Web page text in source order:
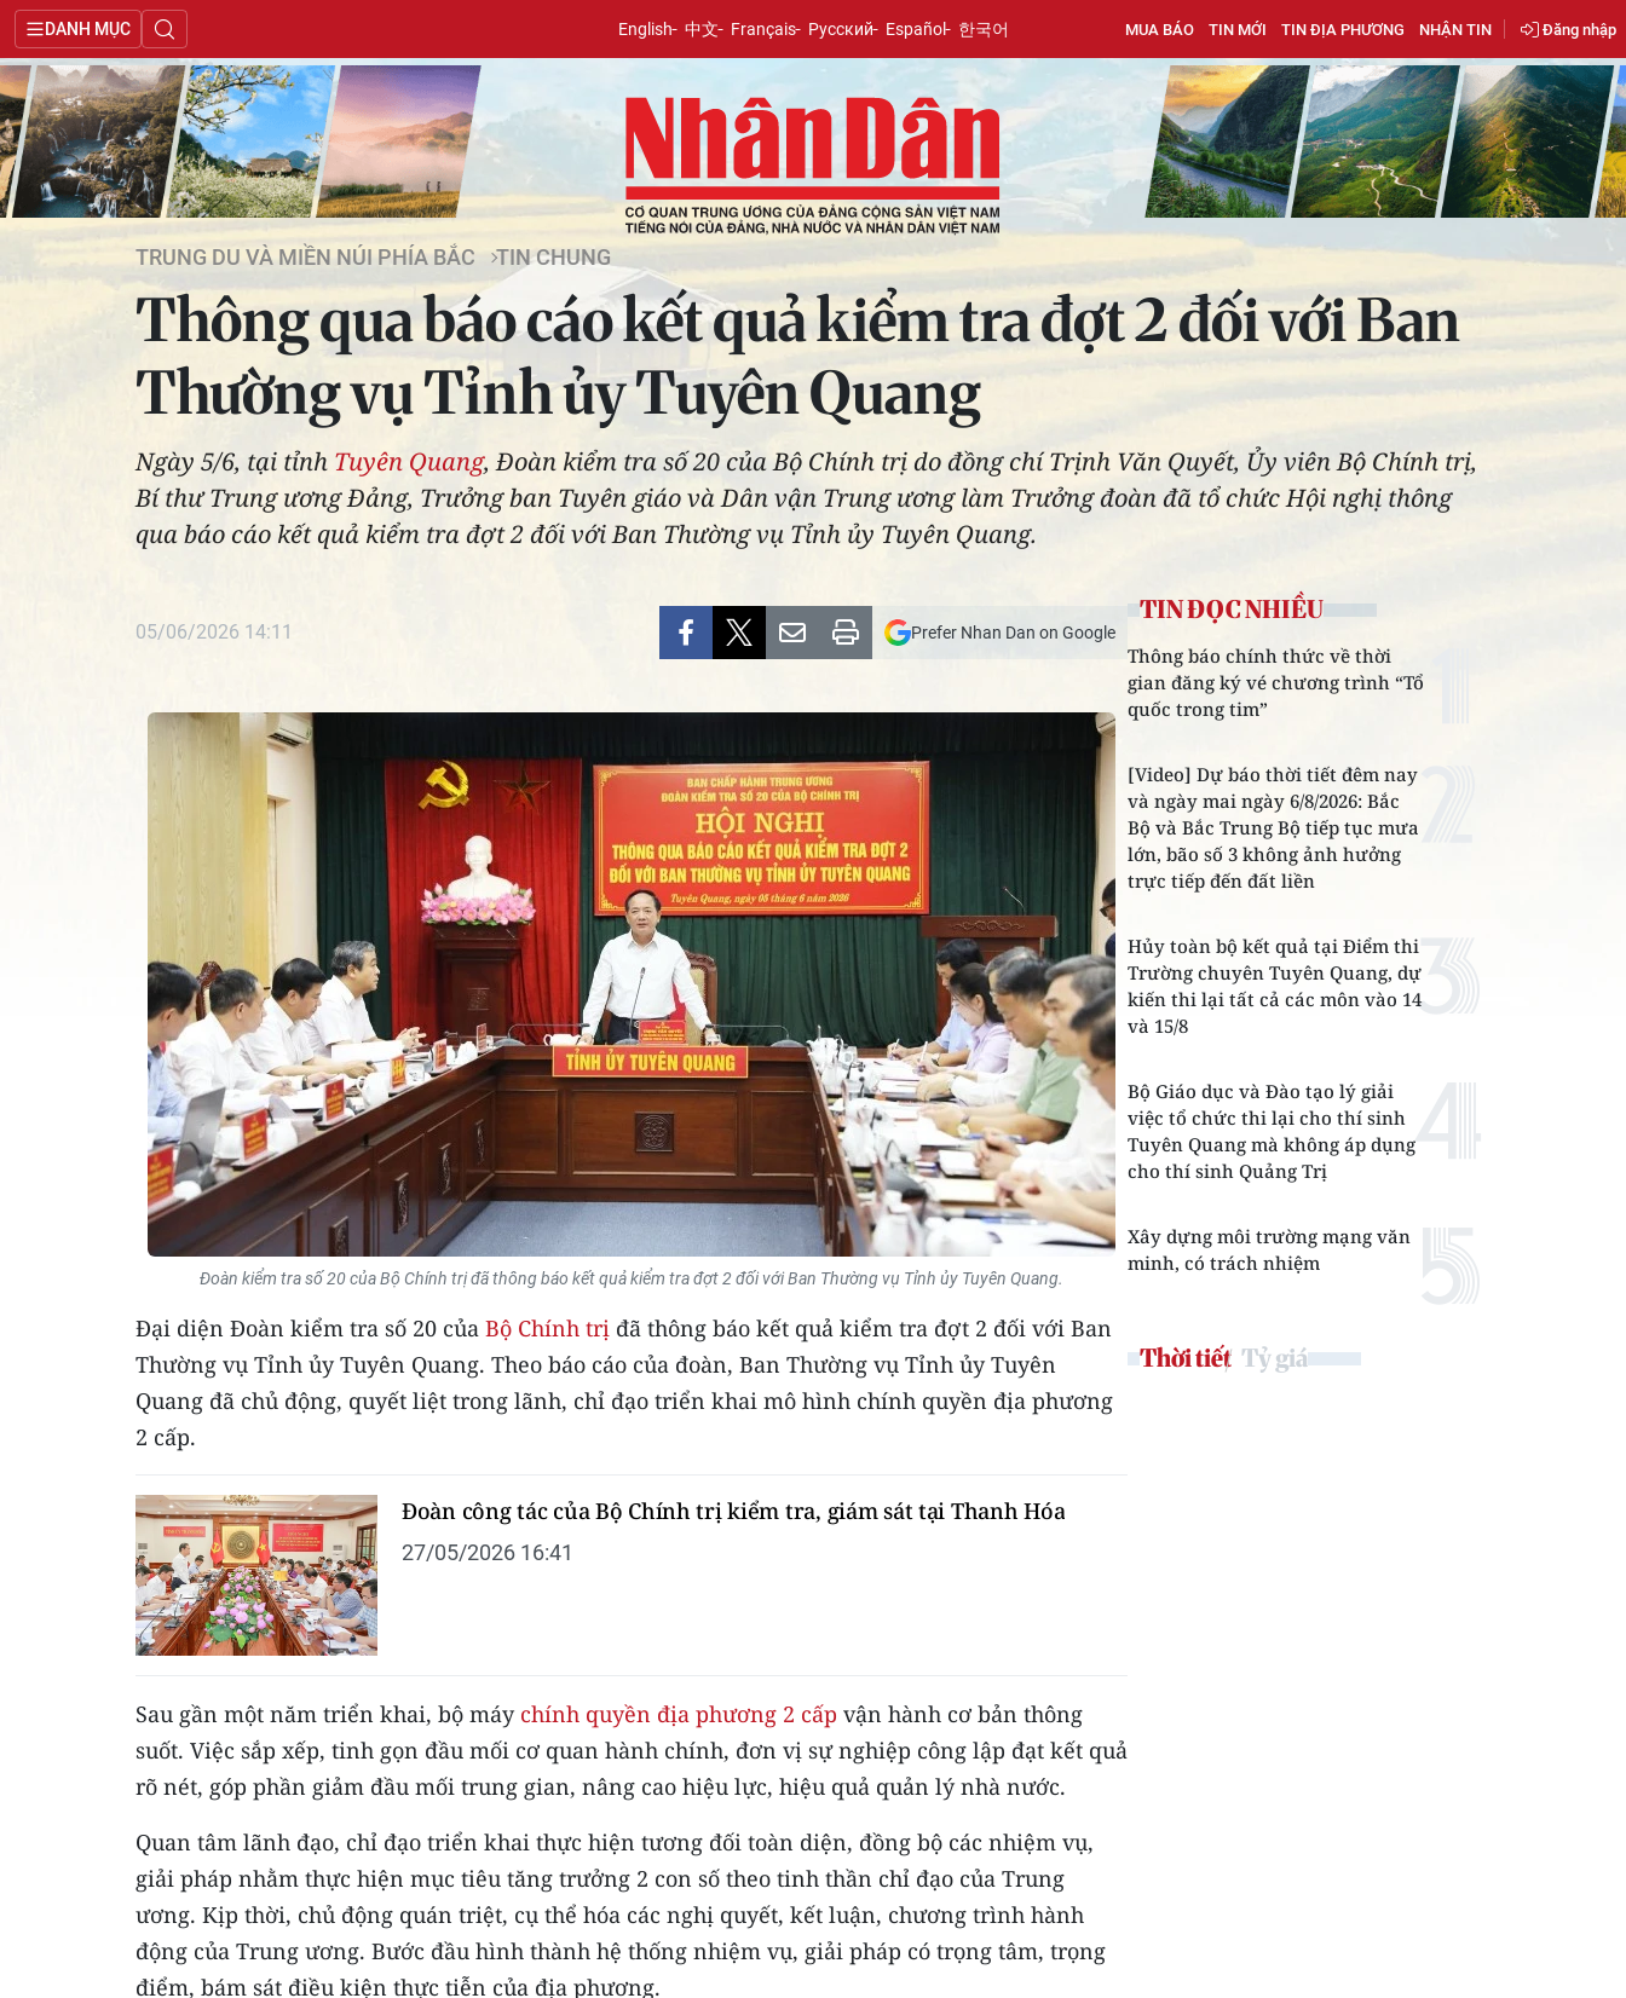
DANH MỤC English 中文 Français Русский Español 한국어 MUA BÁO TIN MỚI TIN ĐỊA PHƯƠNG NHẬN TIN Đăng nhập
TRUNG DU VÀ MIỀN NÚI PHÍA BẮC TIN CHUNG
Thông qua báo cáo kết quả kiểm tra đợt 2 đối với Ban
Thường vụ Tỉnh ủy Tuyên Quang
Ngày 5/6, tại tỉnh Tuyên Quang, Đoàn kiểm tra số 20 của Bộ Chính trị do đồng chí Trịnh Văn Quyết, Ủy viên Bộ Chính trị,
Bí thư Trung ương Đảng, Trưởng ban Tuyên giáo và Dân vận Trung ương làm Trưởng đoàn đã tổ chức Hội nghị thông
qua báo cáo kết quả kiểm tra đợt 2 đối với Ban Thường vụ Tỉnh ủy Tuyên Quang.
05/06/2026 14:11 Prefer Nhan Dan on Google
Đoàn kiểm tra số 20 của Bộ Chính trị đã thông báo kết quả kiểm tra đợt 2 đối với Ban Thường vụ Tỉnh ủy Tuyên Quang.
Đại diện Đoàn kiểm tra số 20 của Bộ Chính trị đã thông báo kết quả kiểm tra đợt 2 đối với Ban
Thường vụ Tỉnh ủy Tuyên Quang. Theo báo cáo của đoàn, Ban Thường vụ Tỉnh ủy Tuyên
Quang đã chủ động, quyết liệt trong lãnh, chỉ đạo triển khai mô hình chính quyền địa phương
2 cấp.
Đoàn công tác của Bộ Chính trị kiểm tra, giám sát tại Thanh Hóa
27/05/2026 16:41
Sau gần một năm triển khai, bộ máy chính quyền địa phương 2 cấp vận hành cơ bản thông
suốt. Việc sắp xếp, tinh gọn đầu mối cơ quan hành chính, đơn vị sự nghiệp công lập đạt kết quả
rõ nét, góp phần giảm đầu mối trung gian, nâng cao hiệu lực, hiệu quả quản lý nhà nước.
Quan tâm lãnh đạo, chỉ đạo triển khai thực hiện tương đối toàn diện, đồng bộ các nhiệm vụ,
giải pháp nhằm thực hiện mục tiêu tăng trưởng 2 con số theo tinh thần chỉ đạo của Trung
ương. Kịp thời, chủ động quán triệt, cụ thể hóa các nghị quyết, kết luận, chương trình hành
động của Trung ương. Bước đầu hình thành hệ thống nhiệm vụ, giải pháp có trọng tâm, trọng
điểm, bám sát điều kiện thực tiễn của địa phương.
TIN ĐỌC NHIỀU
Thông báo chính thức về thời
gian đăng ký vé chương trình “Tổ
quốc trong tim”
[Video] Dự báo thời tiết đêm nay
và ngày mai ngày 6/8/2026: Bắc
Bộ và Bắc Trung Bộ tiếp tục mưa
lớn, bão số 3 không ảnh hưởng
trực tiếp đến đất liền
Hủy toàn bộ kết quả tại Điểm thi
Trường chuyên Tuyên Quang, dự
kiến thi lại tất cả các môn vào 14
và 15/8
Bộ Giáo dục và Đào tạo lý giải
việc tổ chức thi lại cho thí sinh
Tuyên Quang mà không áp dụng
cho thí sinh Quảng Trị
Xây dựng môi trường mạng văn
minh, có trách nhiệm
Thời tiết Tỷ giá